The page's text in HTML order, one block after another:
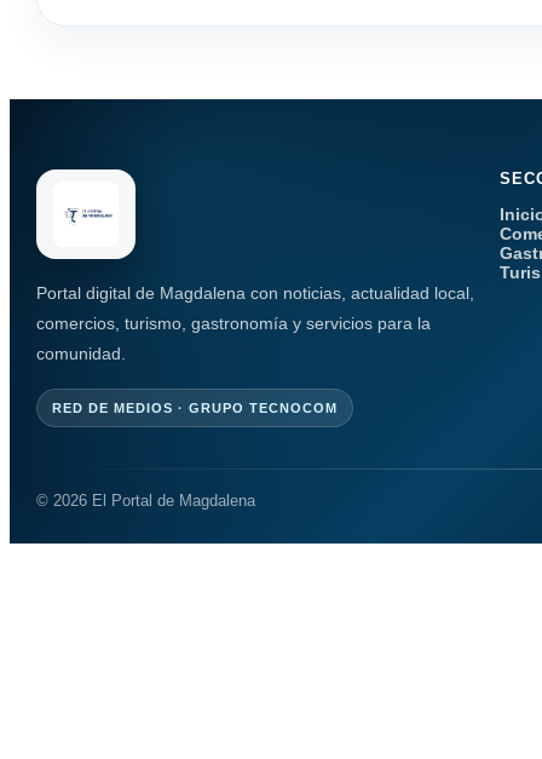
Portal digital de Magdalena con noticias, actualidad local,
comercios, turismo, gastronomía y servicios para la
comunidad.
RED DE MEDIOS · GRUPO TECNOCOM
© 2026 El Portal de Magdalena